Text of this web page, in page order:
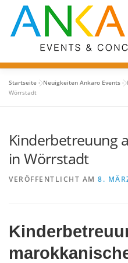
springen
REFERENZEN/PARTNER
Startseite »Neuigkeiten Ankaro Events »
Wörrstadt
Kinderbetreuung
in Wörrstadt
VERÖFFENTLICHT AM 8.